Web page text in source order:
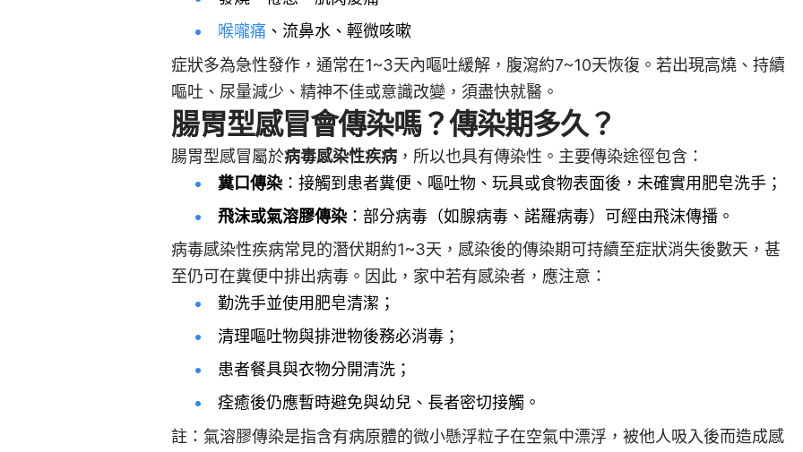
喉嚨痛 、流鼻水、輕微咳嗽
症狀多為急性發作，通常在1~3天內嘔吐緩解，腹瀉約7~10天恢復。若出現高燒、持續
嘔吐、尿量減少、精神不佳或意識改變，須盡快就醫。
腸胃型感冒會傳染嗎？傳染期多久？
腸胃型感冒屬於病毒感染性疾病 ，所以也具有傳染性。主要傳染途徑包含：
糞口傳染 ：接觸到患者糞便、嘔吐物、玩具或食物表面後，未確實用肥皂洗手；
飛沫或氣溶膠傳染 ：部分病毒（如腺病毒、諾羅病毒）可經由飛沫傳播。
病毒感染性疾病常見的潛伏期約1~3天，感染後的傳染期可持續至症狀消失後數天，甚
至仍可在糞便中排出病毒。因此，家中若有感染者，應注意：
勤洗手並使用肥皂清潔；
清理嘔吐物與排泄物後務必消毒；
患者餐具與衣物分開清洗；
痊癒後仍應暫時避免與幼兒、長者密切接觸。
註：氣溶膠傳染是指含有病原體的微小懸浮粒子在空氣中漂浮，被他人吸入後而造成感